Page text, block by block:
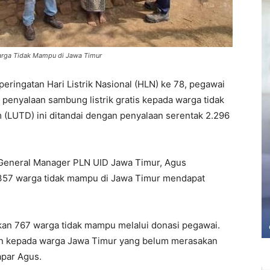
Tidak Mampu di Jawa Timur
Hari Listrik Nasional (HLN) ke 78, pegawai
sambung listrik gratis kepada warga tidak
ini ditandai dengan penyalaan serentak 2.296
Manager PLN UID Jawa Timur, Agus
warga tidak mampu di Jawa Timur mendapat
767 warga tidak mampu melalui donasi pegawai.
warga Jawa Timur yang belum merasakan
Agus.